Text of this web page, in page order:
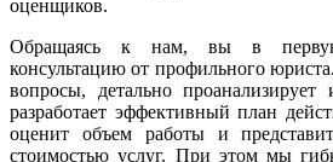
оценщиков.
Обращаясь к нам, вы в первую
консультацию от профильного
вопросы, детально
разработает эффективный план
оценит объем работы и
стоимостью услуг. При этом мы